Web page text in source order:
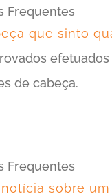
que sinto
de cabeça.
sobre